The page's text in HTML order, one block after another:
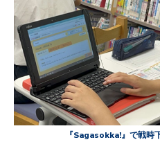
『Sagasokka!』で戦時